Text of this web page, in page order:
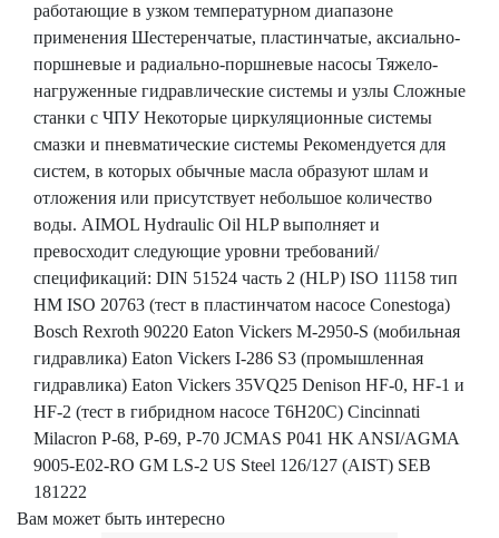
работающие в узком температурном диапазоне
применения Шестеренчатые, пластинчатые, аксиально-
поршневые и радиально-поршневые насосы Тяжело-
нагруженные гидравлические системы и узлы Сложные
станки с ЧПУ Некоторые циркуляционные системы
смазки и пневматические системы Рекомендуется для
систем, в которых обычные масла образуют шлам и
отложения или присутствует небольшое количество
воды. AIMOL Hydraulic Oil HLP выполняет и
превосходит следующие уровни требований/
спецификаций: DIN 51524 часть 2 (HLP) ISO 11158 тип
HM ISO 20763 (тест в пластинчатом насосе Conestoga)
Bosch Rexroth 90220 Eaton Vickers M-2950-S (мобильная
гидравлика) Eaton Vickers I-286 S3 (промышленная
гидравлика) Eaton Vickers 35VQ25 Denison HF-0, HF-1 и
HF-2 (тест в гибридном насосе T6H20C) Cincinnati
Milacron P-68, P-69, P-70 JCMAS P041 HK ANSI/AGMA
9005-E02-RO GM LS-2 US Steel 126/127 (AIST) SEB
181222
Вам может быть интересно